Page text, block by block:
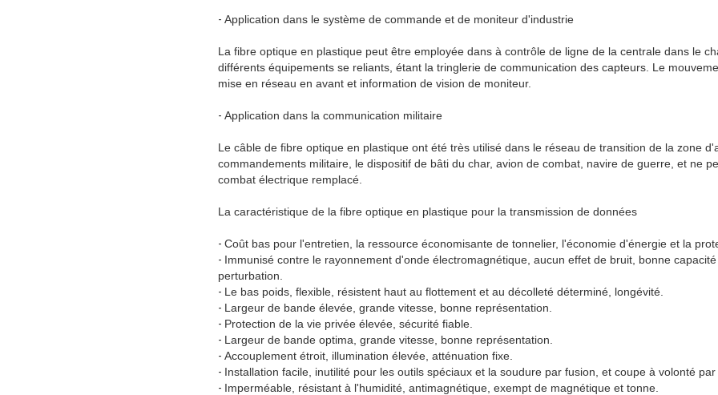
- Application dans le système de commande et de moniteur d'industrie
La fibre optique en plastique peut être employée dans à contrôle de ligne de la centrale dans le
différents équipements se reliants, étant la tringlerie de communication des capteurs. Le
mise en réseau en avant et information de vision de moniteur.
- Application dans la communication militaire
Le câble de fibre optique en plastique ont été très utilisé dans le réseau de transition de la zone
commandements militaire, le dispositif de bâti du char, avion de combat, navire de guerre, et ne
combat électrique remplacé.
La caractéristique de la fibre optique en plastique pour la transmission de données
- Coût bas pour l'entretien, la ressource économisante de tonnelier, l'économie d'énergie et la
- Immunisé contre le rayonnement d'onde électromagnétique, aucun effet de bruit, bonne
perturbation.
- Le bas poids, flexible, résistent haut au flottement et au décolleté déterminé, longévité.
- Largeur de bande élevée, grande vitesse, bonne représentation.
- Protection de la vie privée élevée, sécurité fiable.
- Largeur de bande optima, grande vitesse, bonne représentation.
- Accouplement étroit, illumination élevée, atténuation fixe.
- Installation facile, inutilité pour les outils spéciaux et la soudure par fusion, et coupe à volonté
- Imperméable, résistant à l'humidité, antimagnétique, exempt de magnétique et tonne.